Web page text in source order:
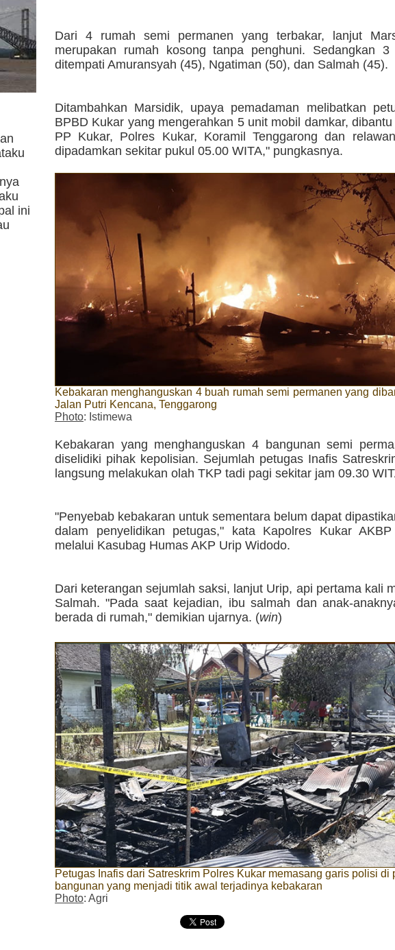
ini
Dari 4 rumah semi permanen yang terbakar, lanjut
merupakan rumah kosong tanpa penghuni. Sedangkan 3
ditempati Amuransyah (45), Ngatiman (50), dan Salmah (45).
Ditambahkan Marsidik, upaya pemadaman melibatkan
BPBD Kukar yang mengerahkan 5 unit mobil damkar,
PP Kukar, Polres Kukar, Koramil Tenggarong dan
dipadamkan sekitar pukul 05.00 WITA," pungkasnya.
Kebakaran menghanguskan 4 buah rumah semi permanen yang
Jalan Putri Kencana, Tenggarong
Photo: Istimewa
Kebakaran yang menghanguskan 4 bangunan semi
diselidiki pihak kepolisian. Sejumlah petugas Inafis
langsung melakukan olah TKP tadi pagi sekitar jam 09.30
"Penyebab kebakaran untuk sementara belum dapat
dalam penyelidikan petugas," kata Kapolres Kukar
melalui Kasubag Humas AKP Urip Widodo.
Dari keterangan sejumlah saksi, lanjut Urip, api pertama kali
Salmah. "Pada saat kejadian, ibu salmah dan anak-
berada di rumah," demikian ujarnya. (win)
Petugas Inafis dari Satreskrim Polres Kukar memasang garis polisi di
bangunan yang menjadi titik awal terjadinya kebakaran
Photo: Agri